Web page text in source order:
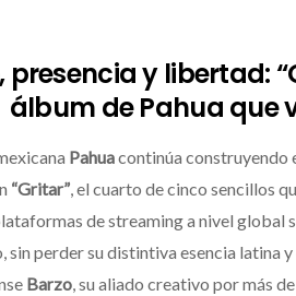
presencia y libertad:
álbum dePahua que
Pahuacontinúa construyendo
“Gritar”, el cuarto de cinco sencillos
de streaming a nivel global
sin perder su distintiva esencia latina
Barzo, su aliado creativo por más